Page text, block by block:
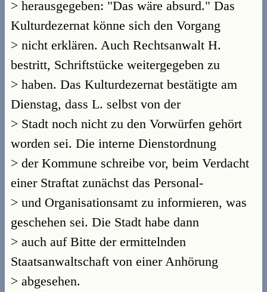
> herausgegeben: "Das wäre absurd." Das
Kulturdezernat könne sich den Vorgang
> nicht erklären. Auch Rechtsanwalt H.
bestritt, Schriftstücke weitergegeben zu
> haben. Das Kulturdezernat bestätigte am
Dienstag, dass L. selbst von der
> Stadt noch nicht zu den Vorwürfen gehört
worden sei. Die interne Dienstordnung
> der Kommune schreibe vor, beim Verdacht
einer Straftat zunächst das Personal-
> und Organisationsamt zu informieren, was
geschehen sei. Die Stadt habe dann
> auch auf Bitte der ermittelnden
Staatsanwaltschaft von einer Anhörung
> abgesehen.